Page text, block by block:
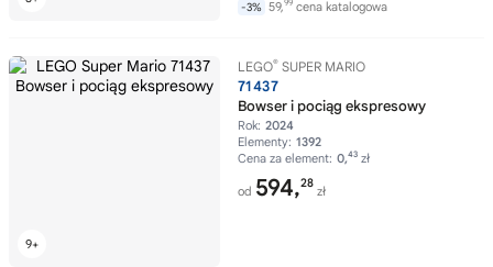
-3% 59,99 cena katalogowa
LEGO® SUPER MARIO
71437
Bowser i pociąg ekspresowy
Rok: 2024
Elementy: 1392
Cena za element: 0,43 zł
od 594,28
zł